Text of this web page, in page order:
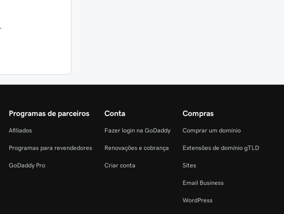
Programas de parceiros
Afiliados
Programas para revendedores
GoDaddy Pro
Conta
Fazer login na GoDaddy
Renovações e cobrança
Criar conta
Compras
Comprar um domínio
Extensões de domínio gTLD
Sites
Email Business
WordPress